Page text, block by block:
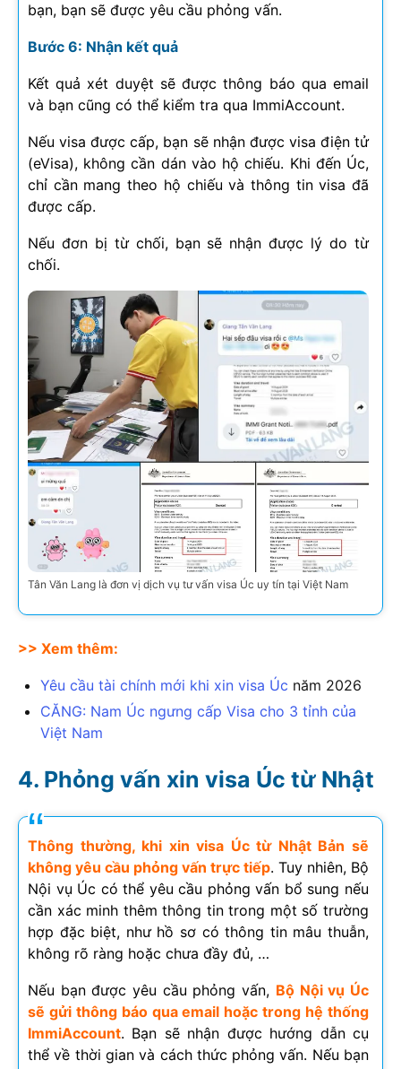
bạn, bạn sẽ được yêu cầu phỏng vấn.
Bước 6: Nhận kết quả
Kết quả xét duyệt sẽ được thông báo qua email
và bạn cũng có thể kiểm tra qua ImmiAccount.
Nếu visa được cấp, bạn sẽ nhận được visa điện tử
(eVisa), không cần dán vào hộ chiếu. Khi đến Úc,
chỉ cần mang theo hộ chiếu và thông tin visa đã
được cấp.
Nếu đơn bị từ chối, bạn sẽ nhận được lý do từ
chối.
Tân Văn Lang là đơn vị dịch vụ tư vấn visa Úc uy tín tại Việt Nam
>> Xem thêm:
Yêu cầu tài chính mới khi xin visa Úc năm 2026
CĂNG: Nam Úc ngưng cấp Visa cho 3 tỉnh của
Việt Nam
Phỏng vấn xin visa Úc từ Nhật
Thông thường, khi xin visa Úc từ Nhật Bản sẽ
không yêu cầu phỏng vấn trực tiếp. Tuy nhiên, Bộ
Nội vụ Úc có thể yêu cầu phỏng vấn bổ sung nếu
cần xác minh thêm thông tin trong một số trường
hợp đặc biệt, như hồ sơ có thông tin mâu thuẫn,
không rõ ràng hoặc chưa đầy đủ, …
Nếu bạn được yêu cầu phỏng vấn, Bộ Nội vụ Úc
sẽ gửi thông báo qua email hoặc trong hệ thống
ImmiAccount. Bạn sẽ nhận được hướng dẫn cụ
thể về thời gian và cách thức phỏng vấn. Nếu bạn